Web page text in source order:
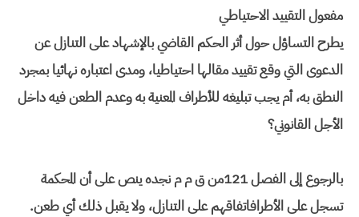
مفعول التقييد الاحتياطي
يطرح التساؤل حول أثر الحكم القاضي بالإشهاد على التنازل عن
الدعوى التي وقع تقييد مقالها احتياطيا، ومدى اعتباره نهائيا بمجرد
النطق به، أم يجب تبليغه للأطراف المعنية به وعدم الطعن فيه داخل
الأجل القانوني؟
بالرجوع إلى الفصل 121من ق م م نجده ينص على أن المحكمة
تسجل على الأطرافاتفاقهم على التنازل، ولا يقبل ذلك أي طعن.